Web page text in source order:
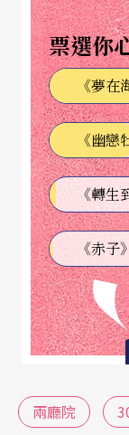
造一個更為
表演藝術數位
去年，兩廳
（
平台、擴充
而言完成了以
一、提升現
性：兩廳院官
進行了改版，
sponsive
的視覺效果。
票選你
《夢在
《幽戀
《赤子》
兩廳院